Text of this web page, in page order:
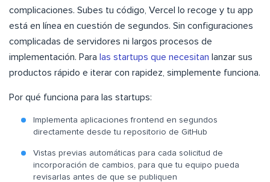
complicaciones. Subes tu código, Vercel lo recoge y tu app
está en línea en cuestión de segundos. Sin configuraciones
complicadas de servidores ni largos procesos de
implementación. Para las startups que necesitan lanzar sus
productos rápido e iterar con rapidez, simplemente funciona.
Por qué funciona para las startups:
Implementa aplicaciones frontend en segundos
directamente desde tu repositorio de GitHub
Vistas previas automáticas para cada solicitud de
incorporación de cambios, para que tu equipo pueda
revisarlas antes de que se publiquen